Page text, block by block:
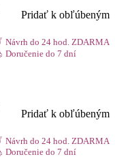
Pridať k obľúbeným
Návrh do 24 hod. ZDARMA
Doručenie do 7 dní
Pridať k obľúbeným
Návrh do 24 hod. ZDARMA
Doručenie do 7 dní